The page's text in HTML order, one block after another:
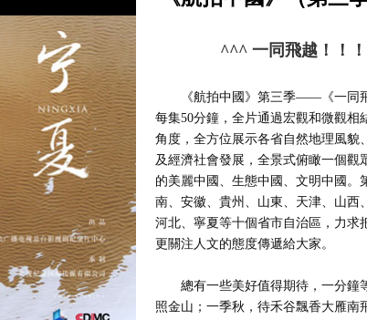
^^^ 一同飛越！！
《航拍中國》第三季——《一同飛
每集50分鐘，全片通過宏觀和微觀相
角度，全方位展示各省自然地理風貌
及經濟社會發展，全景式俯瞰一個觀
的美麗中國、生態中國、文明中國。
南、安徽、貴州、山東、天津、山西
河北、寧夏等十個省市自治區，力求
更關注人文的態度傳遞給大家。
總有一些美好值得期待，一分鐘
照金山；一季秋，待禾谷飄香大雁南